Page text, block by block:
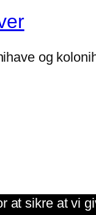
og
at sikre at vi